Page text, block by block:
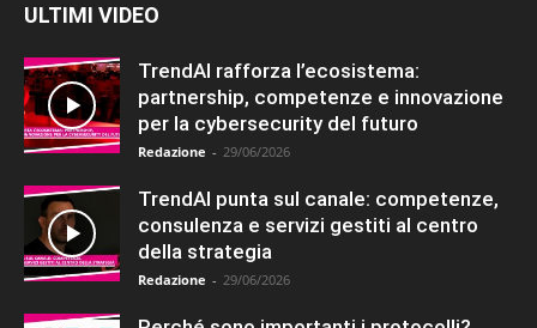
ULTIMI VIDEO
TrendAI rafforza l’ecosistema:
partnership, competenze e innovazione
per la cybersecurity del futuro
Redazione - 29/06/2026
TrendAI punta sul canale: competenze,
consulenza e servizi gestiti al centro
della strategia
Redazione - 29/06/2026